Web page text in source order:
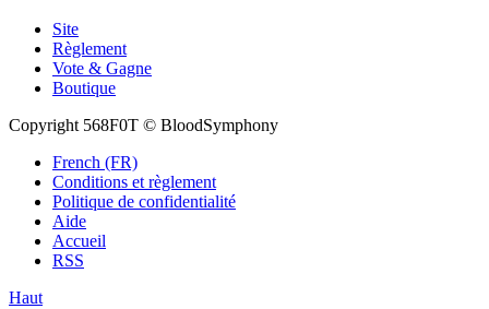
Site
Règlement
Vote & Gagne
Boutique
Copyright 568F0T © BloodSymphony
French (FR)
Conditions et règlement
Politique de confidentialité
Aide
Accueil
RSS
Haut